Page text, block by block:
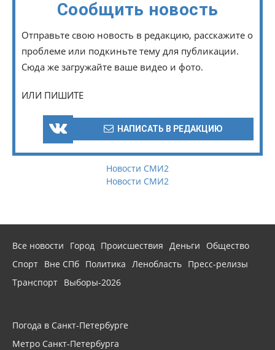
Сообщить новость
Отправьте свою новость в редакцию, расскажите о
проблеме или подкиньте тему для публикации.
Сюда же загружайте ваше видео и фото.
ИЛИ ПИШИТЕ
НАПИСАТЬ В РЕДАКЦИЮ
Новости СМИ2
Новости СМИ2
Все новости Город Происшествия Деньги
Общество
Спорт Вне СПб Политика Ленобласть Пресс-релизы
Транспорт Выборы-2026
Погода в Санкт-Петербурге
Метро Санкт-Петербурга